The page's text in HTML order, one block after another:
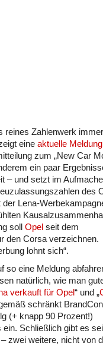
reines Zahlenwerk
eine aktuelle Meldung
zum „New Car
ein paar
– und setzt im
des
Lena-
soll Opel seit dem
den Corsa verzeichnen.
lohnt sich“.
so eine Meldung
natürlich, wie man
verkauft für Opel“ und „
schränkt
(+ knapp 90 Prozent!)
Schließlich gibt es
zwei weitere, nicht von